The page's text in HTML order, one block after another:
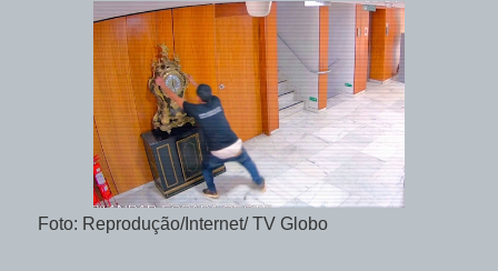
Foto: Reprodução/Internet/ TV Globo